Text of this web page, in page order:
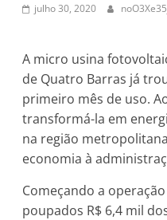
julho 30, 2020
A micro usina
de Quatro Barras já
primeiro mês de uso.
transformá-la em
na região
economia à
Começando a
poupados R$ 6,4 mil